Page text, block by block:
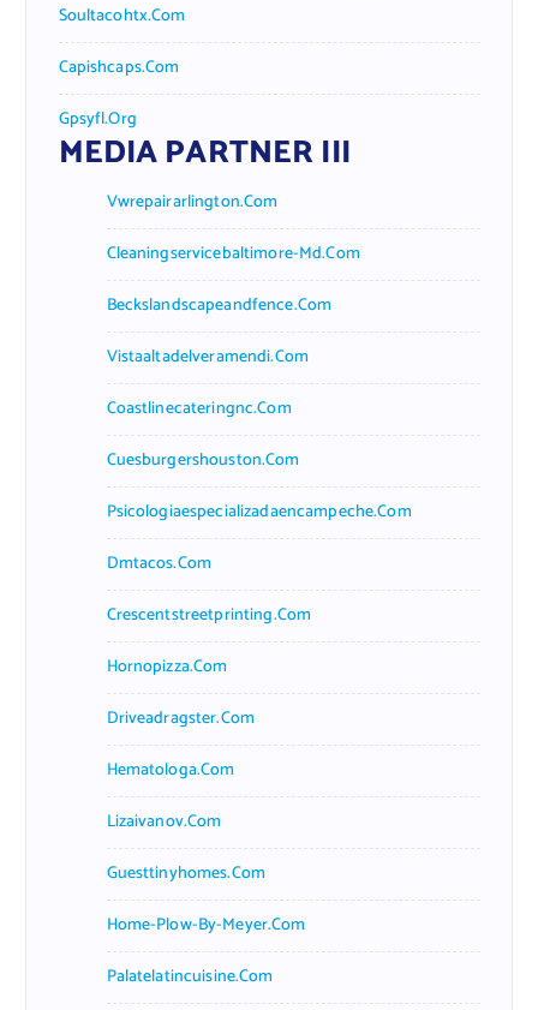
Soultacohtx.com
Capishcaps.com
Gpsyfl.org
MEDIA PARTNER III
Vwrepairarlington.com
Cleaningservicebaltimore-Md.com
Beckslandscapeandfence.com
Vistaaltadelveramendi.com
Coastlinecateringnc.com
Cuesburgershouston.com
Psicologiaespecializadaencampeche.com
Dmtacos.com
Crescentstreetprinting.com
Hornopizza.com
Driveadragster.com
Hematologa.com
Lizaivanov.com
Guesttinyhomes.com
Home-Plow-By-Meyer.com
Palatelatincuisine.com